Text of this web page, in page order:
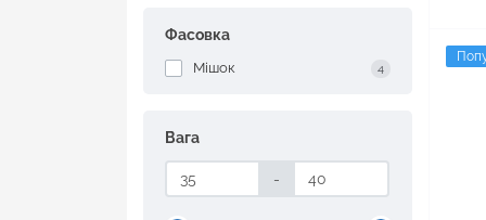
Фасовка
Мішок 4
Вага
-